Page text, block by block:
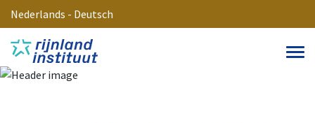
Nederlands - Deutsch